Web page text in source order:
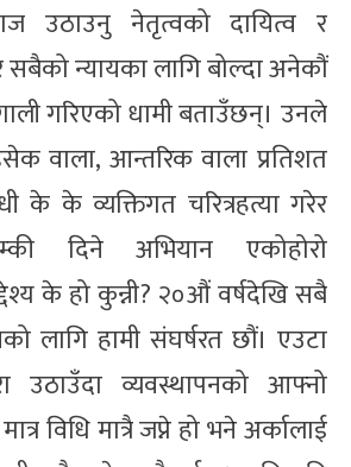
उठाउनु नेतृत्वको दायित्व र
सबैको न्यायका लागि बोल्दा अनेकौं
गरिएको धामी बताउँछन्। उनले
वाला, आन्तरिक वाला प्रतिशत
के के व्यक्तिगत चरित्रहत्या गरेर
दिने अभियान एकोहोरो
के हो कुन्नी? २०औं वर्षदेखि सबै
लागि हामी संघर्षरत छौं। एउटा
उठाउँदा व्यवस्थापनको आफ्नो
विधि मात्रै जप्ने हो भने अर्कालाई